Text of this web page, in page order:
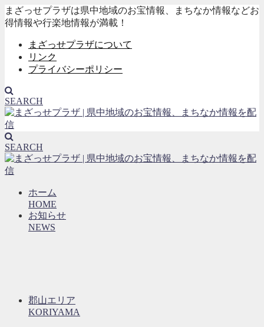
まざっせプラザは県中地域のお宝情報、まちなか情報などお
得情報や行楽地情報が満載！
まざっせプラザについて
リンク
プライバシーポリシー
SEARCH
SEARCH
ホーム
HOME
お知らせ
NEWS
郡山エリア
KORIYAMA